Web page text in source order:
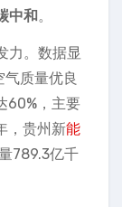
中和。
力。数据显
气质量优良
60%，主要
，贵州新能
789.3亿千